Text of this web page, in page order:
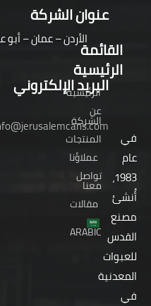
في
عام
1983،
أُنشئ
مصنع
القدس
للعبوات
المعدنية
في
القائمة
الرئيسية
الرئيسية
عن
الشركة
المنتجات
عملاؤنا
تواصل
معنا
مقالات
ARABIC
عنوان الشركة
الأردن – عمان –
البريد الإلكتروني